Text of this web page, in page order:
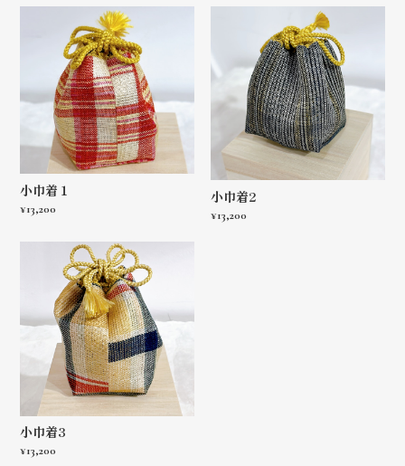
小巾着１
¥13,200
小巾着2
¥13,200
小巾着3
¥13,200